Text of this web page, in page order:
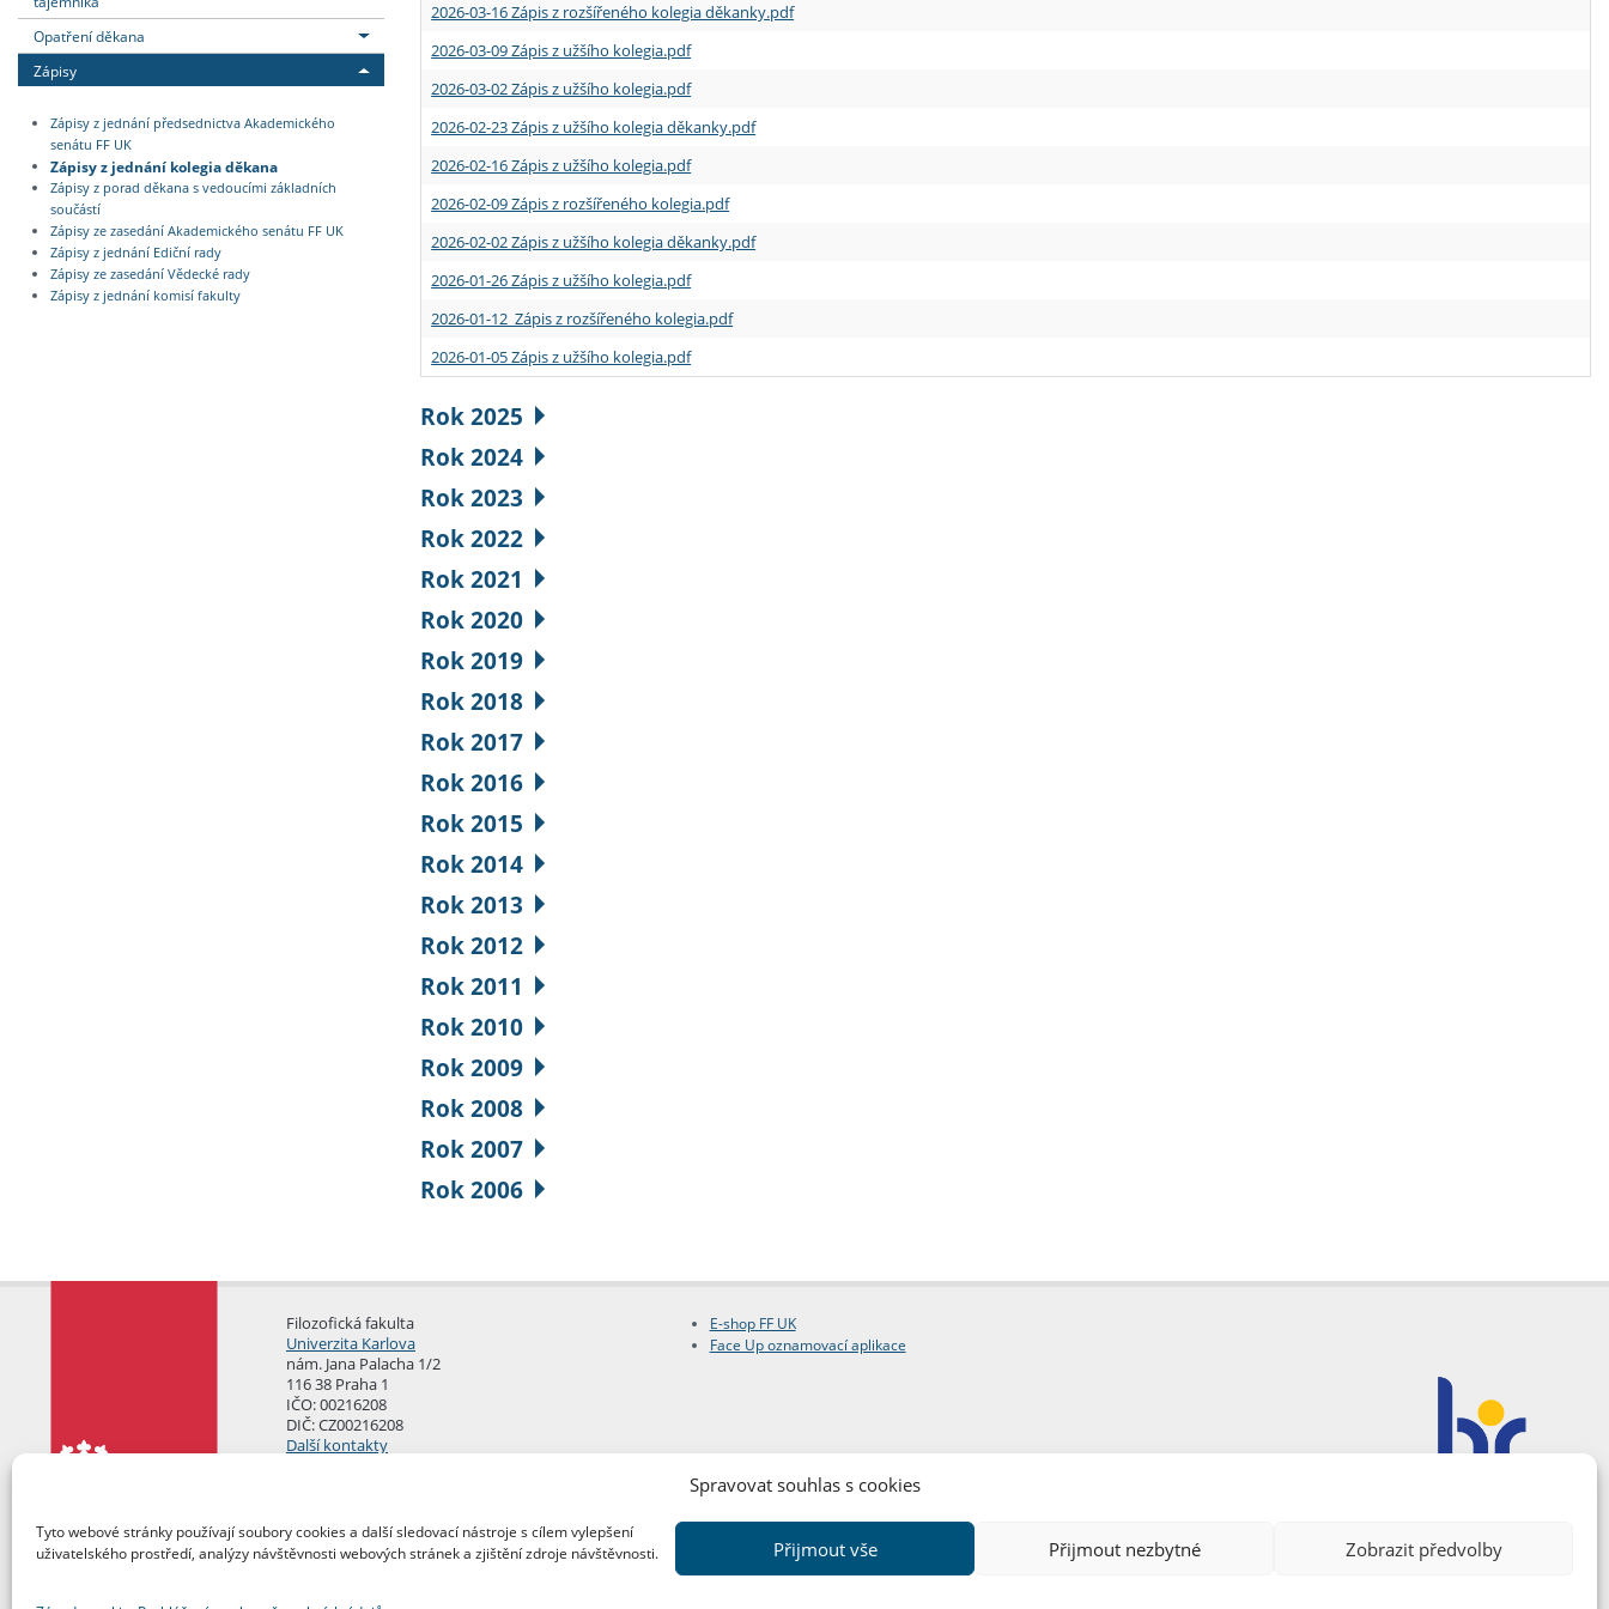
Spravovat souhlas s cookies
Tyto webové stránky používají soubory cookies a další sledovací nástroje s cílem vylepšení
uživatelského prostředí, analýzy návštěvnosti webových stránek a zjištění zdroje návštěvnosti.
Přijmout vše Přijmout nezbytné Zobrazit předvolby
Opatření děkana
Zápisy
Zápisy z jednání předsednictva Akademického
senátu FF UK
Zápisy z jednání kolegia děkana
Zápisy z porad děkana s vedoucími základních
součástí
Zápisy ze zasedání Akademického senátu FF UK
Zápisy z jednání Ediční rady
Zápisy ze zasedání Vědecké rady
Zápisy z jednání komisí fakulty
2026-03-16 Zápis z rozšířeného kolegia děkanky.pdf
2026-03-09 Zápis z užšího kolegia.pdf
2026-03-02 Zápis z užšího kolegia.pdf
2026-02-23 Zápis z užšího kolegia děkanky.pdf
2026-02-16 Zápis z užšího kolegia.pdf
2026-02-09 Zápis z rozšířeného kolegia.pdf
2026-02-02 Zápis z užšího kolegia děkanky.pdf
2026-01-26 Zápis z užšího kolegia.pdf
2026-01-12 Zápis z rozšířeného kolegia.pdf
2026-01-05 Zápis z užšího kolegia.pdf
Rok 2025
Rok 2024
Rok 2023
Rok 2022
Rok 2021
Rok 2020
Rok 2019
Rok 2018
Rok 2017
Rok 2016
Rok 2015
Rok 2014
Rok 2013
Rok 2012
Rok 2011
Rok 2010
Rok 2009
Rok 2008
Rok 2007
Rok 2006
Filozofická fakulta
Univerzita Karlova
nám. Jana Palacha 1/2
116 38 Praha 1
IČO: 00216208
DIČ: CZ00216208
Další kontakty
E-shop FF UK
Face Up oznamovací aplikace